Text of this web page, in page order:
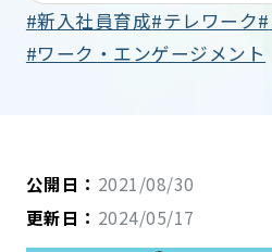
新入社員育成 テレワーク
ワーク・エンゲージメント
公開日： 2021/08/30
更新日： 2024/05/17